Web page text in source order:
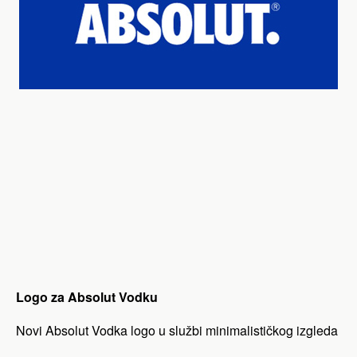
Logo za Absolut Vodku
Novi Absolut Vodka logo u službi minimalističkog izgleda